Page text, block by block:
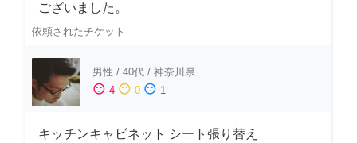
ございました。
依頼されたチケット
男性 / 40代 / 神奈川県
sentiment_satisfied 4 sentiment_neutral 0 sentiment_dissatisfied 1
キッチンキャビネット シート張り替え